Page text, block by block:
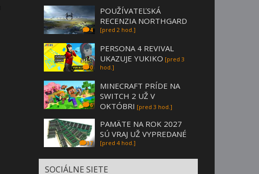
4
POUŽÍVATEĽSKÁ
RECENZIA NORTHGARD
[pred 2 hod.]
0
PERSONA 4 REVIVAL
UKAZUJE YUKIKO [pred 3
hod.]
6
MINECRAFT PRÍDE NA
SWITCH 2 UŽ V
OKTÓBRI [pred 3 hod.]
37
PAMÄTE NA ROK 2027
SÚ VRAJ UŽ VYPREDANÉ
[pred 4 hod.]
SOCIÁLNE SIETE